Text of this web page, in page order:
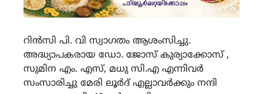
റിൻസി പി. വി സ്വാഗതം ആശംസിച്ചു.
അദ്ധ്യാപകരായ ഡോ. ജോസ് കുര്യാക്കോസ് ,
സുമിന എം. എസ്, മധു സി.എ എന്നിവർ
സംസാരിച്ചു മേരി ലൂർദ് എല്ലാവർക്കും നന്ദി